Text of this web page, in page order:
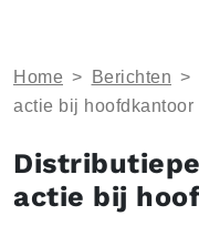
Home > Berichten >
actie bij hoofdkantoor
actie bij